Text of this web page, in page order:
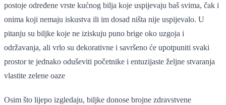
postoje određene vrste kućnog bilja koje uspijevaju baš svima, čak i
onima koji nemaju iskustva ili im dosad ništa nije uspijevalo. U
pitanju su biljke koje ne iziskuju puno brige oko uzgoja i
održavanja, ali vrlo su dekorativne i savršeno će upotpuniti svaki
prostor te jednako oduševiti početnike i entuzijaste željne stvaranja
vlastite zelene oaze
Osim što lijepo izgledaju, biljke donose brojne zdravstvene